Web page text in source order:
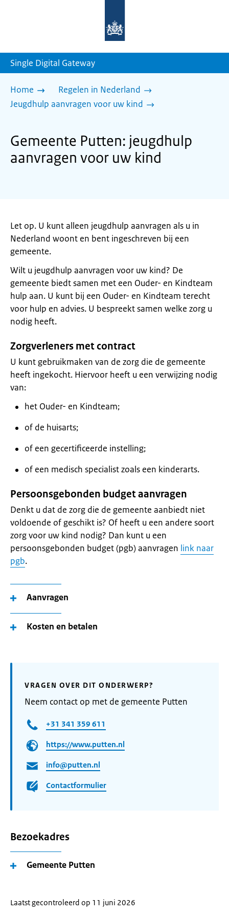
homepage
Single Digital Gateway
Home
Regelen in Nederland
Jeugdhulp aanvragen voor uw kind
Gemeente Putten: jeugdhulp
aanvragen voor uw kind
Let op. U kunt alleen jeugdhulp aanvragen als u in
Nederland woont en bent ingeschreven bij een
gemeente.
Wilt u jeugdhulp aanvragen voor uw kind? De
gemeente biedt samen met een Ouder- en Kindteam
hulp aan. U kunt bij een Ouder- en Kindteam terecht
voor hulp en advies. U bespreekt samen welke zorg u
nodig heeft.
Zorgverleners met contract
U kunt gebruikmaken van de zorg die de gemeente
heeft ingekocht. Hiervoor heeft u een verwijzing nodig
van:
het Ouder- en Kindteam;
of de huisarts;
of een gecertificeerde instelling;
of een medisch specialist zoals een kinderarts.
Persoonsgebonden budget aanvragen
Denkt u dat de zorg die de gemeente aanbiedt niet
voldoende of geschikt is? Of heeft u een andere soort
zorg voor uw kind nodig? Dan kunt u een
persoonsgebonden budget (pgb) aanvragen link naar
pgb.
Aanvragen
Kosten en betalen
VRAGEN OVER DIT ONDERWERP?
Neem contact op met de gemeente Putten
+31 341 359 611
https://www.putten.nl
info@putten.nl
Contactformulier
Bezoekadres
Gemeente Putten
Laatst gecontroleerd op 11 juni 2026